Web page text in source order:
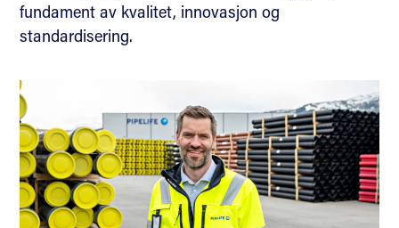
fundament av kvalitet, innovasjon og
standardisering.